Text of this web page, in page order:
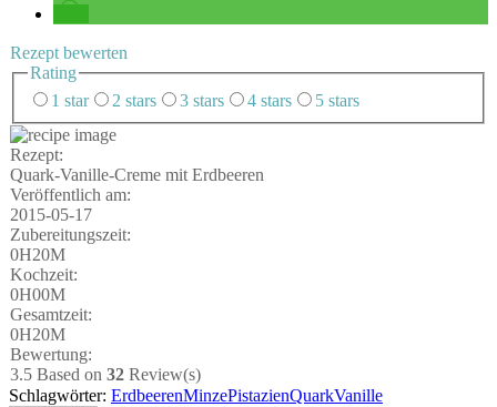
Rezept bewer­ten
Rating
1 star
2 stars 3 stars 4 stars 5 stars
Rezept:
Quark-Vanil­le-Creme mit Erdbeeren
Ver­öf­fent­lich am:
2015-05-17
Zube­rei­tungs­zeit:
0H20M
Koch­zeit:
0H00M
Gesamt­zeit:
0H20M
Bewer­tung:
3.5 Based on 32 Review(s)
Schlagwörter: ErdbeerenMinzePistazienQuarkVanille